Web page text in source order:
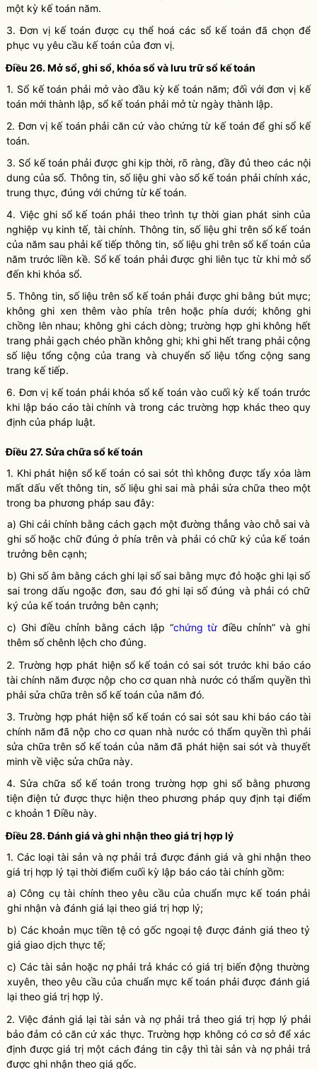
một kỳ kế toán năm.
3.Đơn vị kế toán được cụ thể hoá các sổ kế toán đã chọn để
phục vụ yêu cầu kế toán của đơn vị.
Điều 26. Mở sổ, ghi sổ, khóa sổ và lưu trữ sổ kế toán
1. Sổ kế toán phải mở vào đầu kỳ kế toán năm; đối vớiđơn vị kế
toán mới thành lập, sổ kế toán phải mở từ ngày thành lập.
2.Đơn vị kế toánphải căn cứ vào chứng từ kế toánđể ghi sổ kế
toán.
3. Sổ kế toán phải được ghi kịp thời, rõ ràng, đầy đủ theo các nội
dung của sổ. Thông tin, số liệu ghi vào sổ kế toán phải chính xác,
trung thực, đúng với chứng từ kế toán.
4. Việc ghi sổ kế toánphải theo trình tự thời gian phát sinh của
nghiệp vụ kinh tế, tài chính. Thông tin, số liệu ghi trên sổ kế toán
của năm sau phải kế tiếp thông tin, số liệu ghi trên sổ kế toáncủa
năm trước liền kề. Sổ kế toán phải được ghi liên tục từ khi mở sổ
đến khi khóa sổ.
5. Thông tin, số liệu trên sổ kế toánphải được ghi bằng bút mực;
không ghi xen thêm vào phía trên hoặc phía dưới; không ghi
chồng lên nhau; không ghi cách dòng; trường hợp ghi không hết
trang phải gạch chéo phần không ghi; khi ghi hết trang phải cộng
số liệu tổng cộng của trang và chuyển số liệu tổng cộng sang
trang kế tiếp.
6.Đơn vị kế toán phải khóa sổ kế toán vào cuối kỳ kế toántrước
khi lập báo cáo tài chính và trong các trường hợp khác theo quy
định của pháp luật.
Điều 27. Sửa chữa sổ kế toán
1. Khi phát hiện sổ kế toán có sai sót thì không được tẩy xóa làm
mất dấu vết thông tin, số liệu ghi sai mà phải sửa chữa theo một
trong ba phương pháp sau đây:
a) Ghi cải chính bằng cách gạch một đường thẳng vào chỗ sai và
ghi số hoặc chữ đúng ở phía trên và phải có chữ ký của kế toán
trưởng bên cạnh;
b) Ghi số âm bằng cách ghi lại số sai bằng mực đỏ hoặc ghi lại số
sai trong dấu ngoặc đơn, sau đó ghi lại số đúng và phải có chữ
ký của kế toán trưởng bên cạnh;
c) Ghi điều chỉnh bằng cách lập “chứng từ điều chỉnh” và ghi
thêm số chênh lệch cho đúng.
2. Trường hợp phát hiện sổ kế toán có sai sót trước khi báo cáo
tài chính năm được nộp cho cơ quan nhà nước có thẩm quyềnthì
phải sửa chữa trên sổ kế toán của năm đó.
3. Trường hợp phát hiện sổ kế toán có sai sót sau khi báo cáo tài
chính năm đã nộp cho cơ quan nhà nước có thẩm quyềnthì phải
sửa chữa trên sổ kế toán của năm đã phát hiện sai sót và thuyết
minh về việc sửa chữa này.
4. Sửa chữa sổ kế toántrong trường hợp ghi sổ bằng phương
tiện điện tửđược thực hiện theo phương pháp quy định tại điểm
c khoản 1 Điều này.
Điều 28. Đánh giá và ghi nhận theo giá trị hợp lý
1. Các loại tài sản và nợ phải trả được đánh giá và ghi nhận theo
giá trị hợp lý tại thời điểm cuối kỳ lập báo cáo tài chính gồm:
a) Công cụ tài chính theo yêu cầu của chuẩn mực kế toánphải
ghi nhận và đánh giá lại theo giá trị hợp lý;
b) Các khoản mục tiền tệ có gốc ngoại tệ được đánh giá theo tỷ
giá giao dịch thực tế;
c) Các tài sản hoặc nợ phải trả khác có giá trị biến động thường
xuyên, theo yêu cầu của chuẩn mực kế toán phải được đánh giá
lại theo giá trị hợp lý.
2. Việc đánh giá lại tài sản và nợ phải trả theo giá trị hợp lý phải
bảo đảm có căn cứ xác thực. Trường hợp không có cơ sở để xác
định được giá trị một cách đáng tin cậy thì tài sản và nợ phải trả
được ghi nhận theo giá gốc.